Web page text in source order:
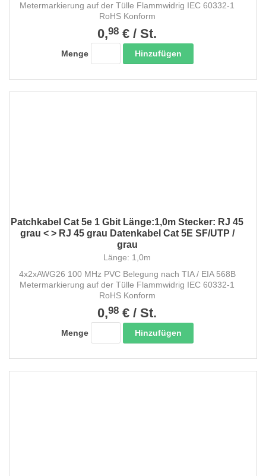
Metermarkierung auf der Tülle Flammwidrig IEC 60332-1
RoHS Konform
0,98 € / St.
Menge Hinzufügen
Patchkabel Cat 5e 1 Gbit Länge:1,0m Stecker: RJ 45
grau < > RJ 45 grau Datenkabel Cat 5E SF/UTP /
grau
Länge: 1,0m
4x2xAWG26 100 MHz PVC Belegung nach TIA / EIA 568B
Metermarkierung auf der Tülle Flammwidrig IEC 60332-1
RoHS Konform
0,98 € / St.
Menge Hinzufügen